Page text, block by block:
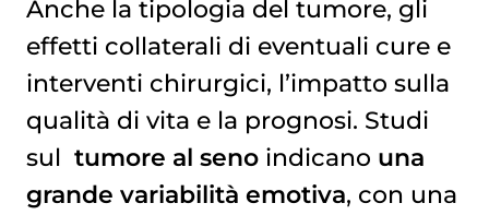
Anche la tipologia del tumore, gli
effetti collaterali di eventuali cure e
interventi chirurgici, l’impatto sulla
qualità di vita e la prognosi. Studi
sul tumore al seno indicano una
grande variabilità emotiva, con una